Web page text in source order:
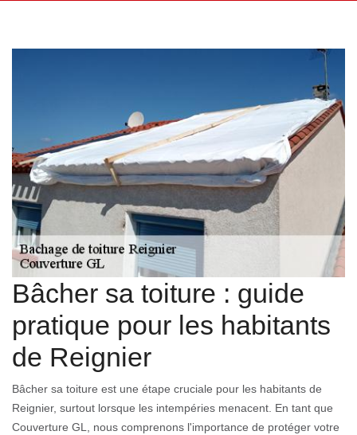
Bâcher sa toiture : guide
pratique pour les habitants
de Reignier
Bâcher sa toiture est une étape cruciale pour les habitants de
Reignier, surtout lorsque les intempéries menacent. En tant que
Couverture GL, nous comprenons l'importance de protéger votre